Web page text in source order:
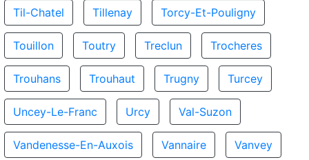
Til-Chatel Tillenay Torcy-Et-Pouligny
Touillon Toutry Treclun Trocheres
Trouhans Trouhaut Trugny Turcey
Uncey-Le-Franc Urcy Val-Suzon
Vandenesse-En-Auxois Vannaire Vanvey